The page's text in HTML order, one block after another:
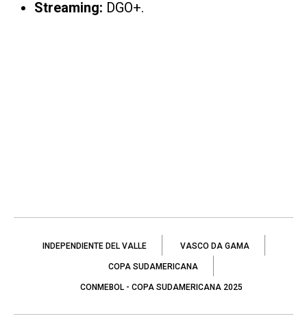
Streaming: DGO+.
INDEPENDIENTE DEL VALLE VASCO DA GAMA
COPA SUDAMERICANA
CONMEBOL - COPA SUDAMERICANA 2025